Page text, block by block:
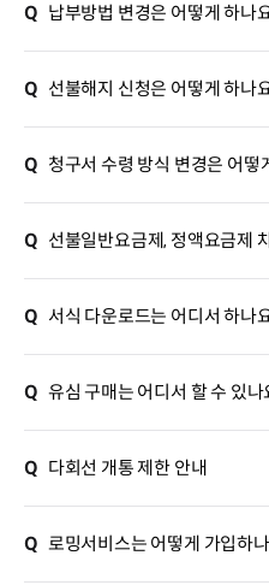
Q 납부방법 변경은 어떻게 하나
Q 선불해지 신청은 어떻게 하나
Q 청구서 수령 방식 변경은 어떻
Q 선불일반요금제, 정액요금제
Q 서식 다운로드는 어디서 하나
Q 유심 구매는 어디서 할 수 있나
Q 다회선 개통 제한 안내
Q 로밍서비스는 어떻게 가입하